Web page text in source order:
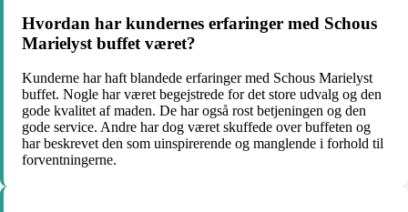
Hvordan har kundernes erfaringer med Schous
Marielyst buffet været?
Kunderne har haft blandede erfaringer med Schous Marielyst
buffet. Nogle har været begejstrede for det store udvalg og den
gode kvalitet af maden. De har også rost betjeningen og den
gode service. Andre har dog været skuffede over buffeten og
har beskrevet den som uinspirerende og manglende i forhold til
forventningerne.